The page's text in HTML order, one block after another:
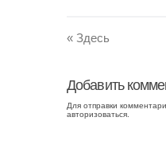
« Здесь
Добавить
Для отправки
авторизоваться.